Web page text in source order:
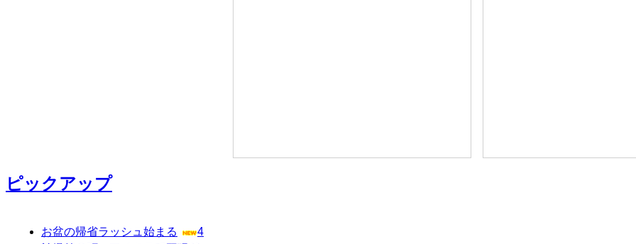
ピックアップ
お盆の帰省ラッシュ始まる
4